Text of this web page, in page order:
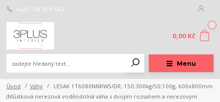
Menu
+420 724 878 662
0
0,00 Kč
Úvod Váhy
LESAK 1T6080NNRWS/DR, 150;300kg/50;100g, 600x800mm
(Můstková nerezová voděodolná váha s dvojím rozsahem a nerezovým